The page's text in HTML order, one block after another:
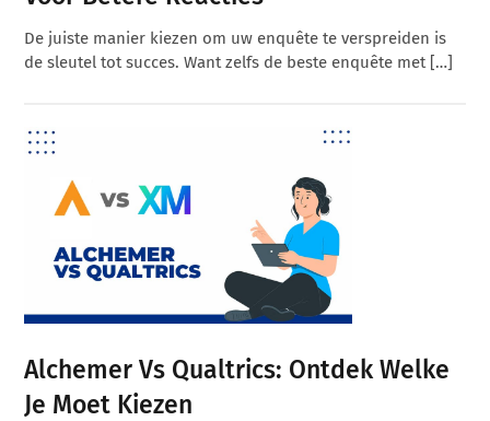
De juiste manier kiezen om uw enquête te verspreiden is
de sleutel tot succes. Want zelfs de beste enquête met […]
Alchemer Vs Qualtrics: Ontdek Welke
Je Moet Kiezen